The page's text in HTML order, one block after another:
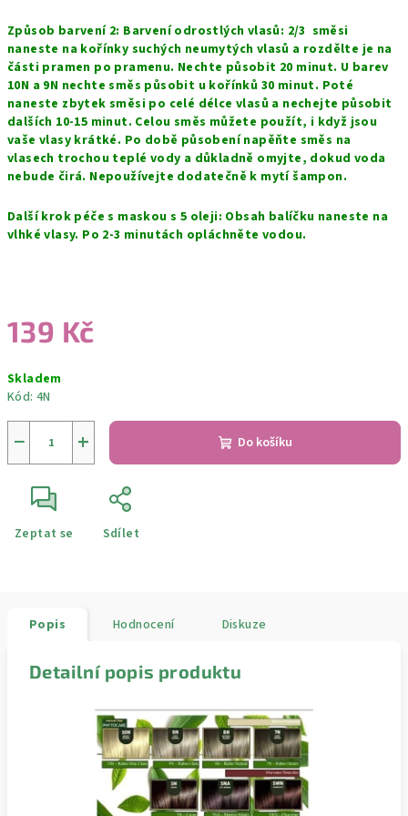
Způsob barvení 2: Barvení odrostlých vlasů: 2/3 směsi
naneste na kořínky suchých neumytých vlasů a rozdělte je na
části pramen po pramenu. Nechte působit 20 minut. U barev
10N a 9N nechte směs působit u kořínků 30 minut. Poté
naneste zbytek směsi po celé délce vlasů a nechejte působit
dalších 10-15 minut. Celou směs můžete použít, i když jsou
vaše vlasy krátké. Po době působení napěňte směs na
vlasech trochou teplé vody a důkladně omyjte, dokud voda
nebude čirá. Nepoužívejte dodatečně k mytí šampon.
Další krok péče s maskou s 5 oleji: Obsah balíčku naneste na
vlhké vlasy. Po 2-3 minutách opláchněte vodou.
139 Kč
cena:
Skladem
Kód: 4N
+
− Do košíku
Zeptat se Sdílet
Popis Hodnocení Diskuze
Detailní popis produktu